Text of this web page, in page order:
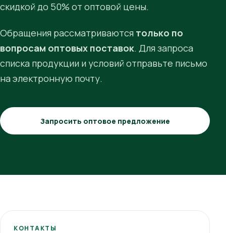
скидкой до 50% от оптовой цены.
Обращения рассматриваются только по
вопросам оптовых поставок. Для запроса
списка продукции и условий отправьте письмо
на электронную почту.
Запросить оптовое предложение
КОНТАКТЫ